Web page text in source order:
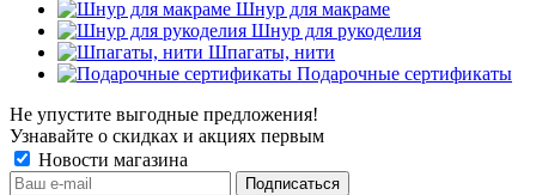
Шнур для макраме
Шнур для рукоделия
Шпагаты, нити
Подарочные сертификаты
Не упустите выгодные предложения!
Узнавайте о скидках и акциях первым
Новости магазина